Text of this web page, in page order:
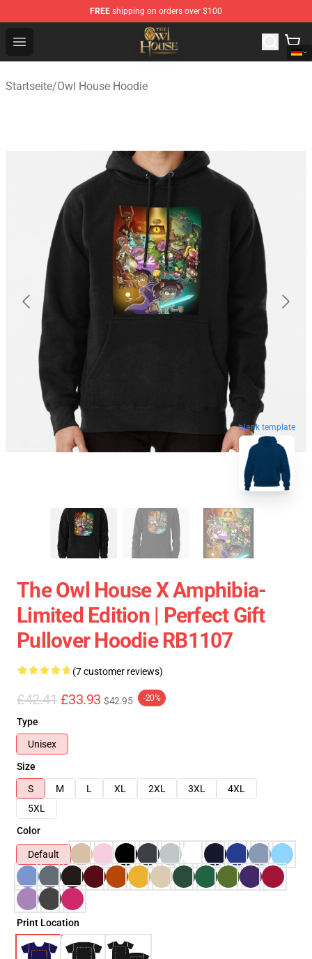
FREE shipping on orders over $100
Open menu
The Owl House Store - Official The Owl House
Startseite/Owl House Hoodie
blank template
The Owl House X Amphibia-
Limited Edition | Perfect Gift
Pullover Hoodie RB1107
(7 customer reviews)
£42.41 £33.93 $42.95 -20%
Type
Unisex
Size
S
M L XL 2XL 3XL
4XL
5XL
Color
Default
Print Location